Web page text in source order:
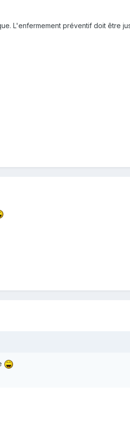
L'enfermement préventif doit être